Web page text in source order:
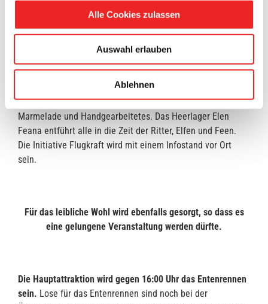
Alle Cookies zulassen
Auswahl erlauben
Ablehnen
Hip-Hop-Tanz
Die Kreativfrauen aus Barßel bieten selbstgemachte
Marmelade und Handgearbeitetes. Das Heerlager Elen
Feana entführt alle in die Zeit der Ritter, Elfen und Feen.
Die Initiative Flugkraft wird mit einem Infostand vor Ort
sein.
Für das leibliche Wohl wird ebenfalls gesorgt, so dass es
eine gelungene Veranstaltung werden dürfte.
Die Hauptattraktion wird gegen 16:00 Uhr das Entenrennen
sein. Lose für das Entenrennen sind noch bei der